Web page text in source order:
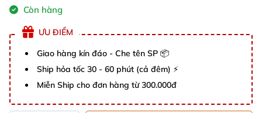
Còn hàng
ƯU ĐIỂM
Giao hàng kín đáo - Che tên SP 📦
Ship hỏa tốc 30 - 60 phút (cả đêm) ⚡
Miễn Ship cho đơn hàng từ 300.000đ